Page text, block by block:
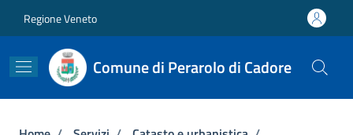
Regione Veneto
Comune di Perarolo di Cadore